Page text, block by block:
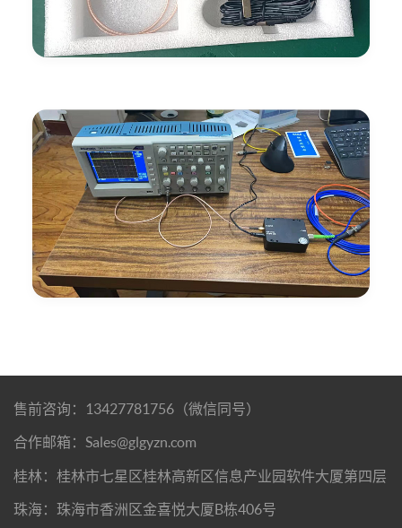
售前咨询：13427781756（微信同号）
合作邮箱：Sales@glgyzn.com
桂林：桂林市七星区桂林高新区信息产业园软件大厦第四层
珠海：珠海市香洲区金喜悦大厦B栋406号